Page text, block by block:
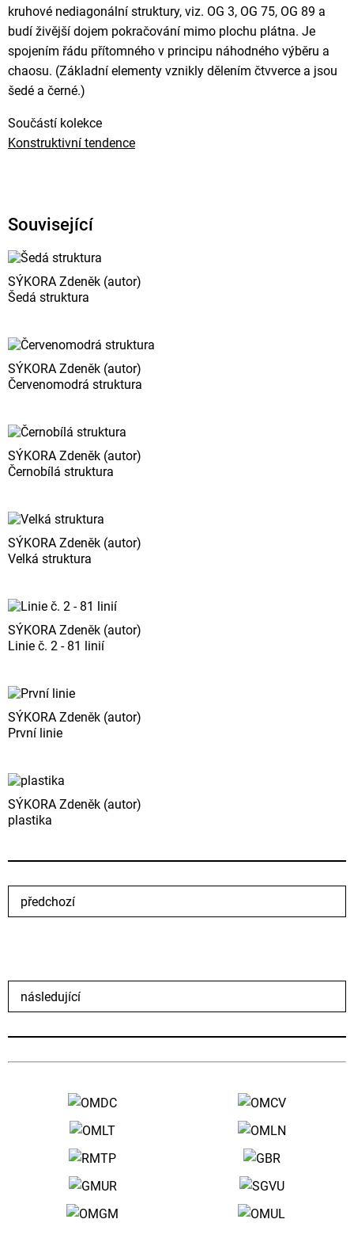
kruhové nediagonální struktury, viz. OG 3, OG 75, OG 89 a
budí živější dojem pokračování mimo plochu plátna. Je
spojením řádu přítomného v principu náhodného výběru a
chaosu. (Základní elementy vznikly dělením čtvverce a jsou
šedé a černé.)
Součástí kolekce
Konstruktivní tendence
Související
SÝKORA Zdeněk (autor)
Šedá struktura
SÝKORA Zdeněk (autor)
Červenomodrá struktura
SÝKORA Zdeněk (autor)
Černobílá struktura
SÝKORA Zdeněk (autor)
Velká struktura
SÝKORA Zdeněk (autor)
Linie č. 2 - 81 linií
SÝKORA Zdeněk (autor)
První linie
SÝKORA Zdeněk (autor)
plastika
předchozí
následující